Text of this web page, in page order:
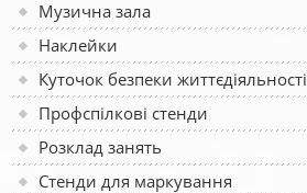
Музична зала
Наклейки
Куточок безпеки життєдіяльності
Профспілкові стенди
Розклад занять
Стенди для маркування